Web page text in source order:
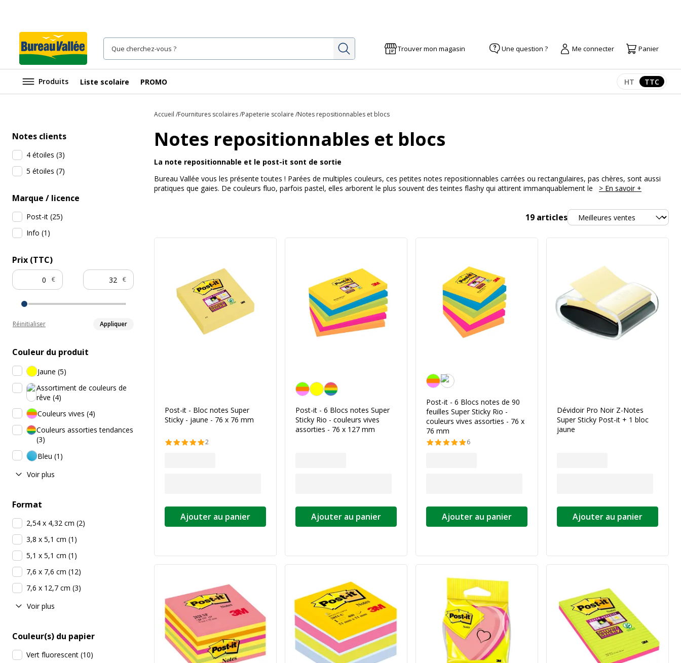
Rechercher Trouver mon magasin Une question ? Me connecter Panier
Produits Liste scolaire PROMO Afficher les
HT TTC
Notes clients
4 étoiles (3)
5 étoiles (7)
Marque / licence
Post-it (25)
Info (1 )
Prix (TTC)
€ €
Réinitialiser Appliquer
Couleur du produit
Jaune (5)
Assortiment de couleurs de
rêve (4)
Couleurs vives (4)
Couleurs assorties tendances
(3)
Bleu (1 )
Voir plus
Format
2,54 x 4,32 cm (2)
3,8 x 5,1 cm (1 )
5,1 x 5,1 cm (1 )
7,6 x 7,6 cm (12)
7,6 x 12,7 cm (3)
Voir plus
Couleur(s) du papier
Vert fluorescent (10)
Accueil Fournitures scolaires Papeterie scolaire Notes repositionnables et blocs
Notes repositionnables et blocs
La note repositionnable et le post-it sont de sortie
Bureau Vallée vous les présente toutes ! Parées de multiples couleurs, ces petites notes repositionnables carrées ou rectangulaires, pas chères, sont aussi
pratiques que gaies. De couleurs fluo, parfois pastel, elles arborent le plus souvent des teintes flashy qui attirent immanquablement le
> En savoir +
19 articlesTrier
Post-it - Bloc notes Super
Sticky - jaune - 76 x 76 mm
2
Ajouter au panier
Couleurs vives
Post-it - 6 Blocs notes Super
Sticky Rio - couleurs vives
assorties - 76 x 127 mm
Ajouter au panier
Couleurs vives
Post-it - 6 Blocs notes de 90
feuilles Super Sticky Rio -
couleurs vives assorties - 76 x
76 mm
6
Ajouter au panier
Dévidoir Pro Noir Z-Notes
Super Sticky Post-it + 1 bloc
jaune
Ajouter au panier